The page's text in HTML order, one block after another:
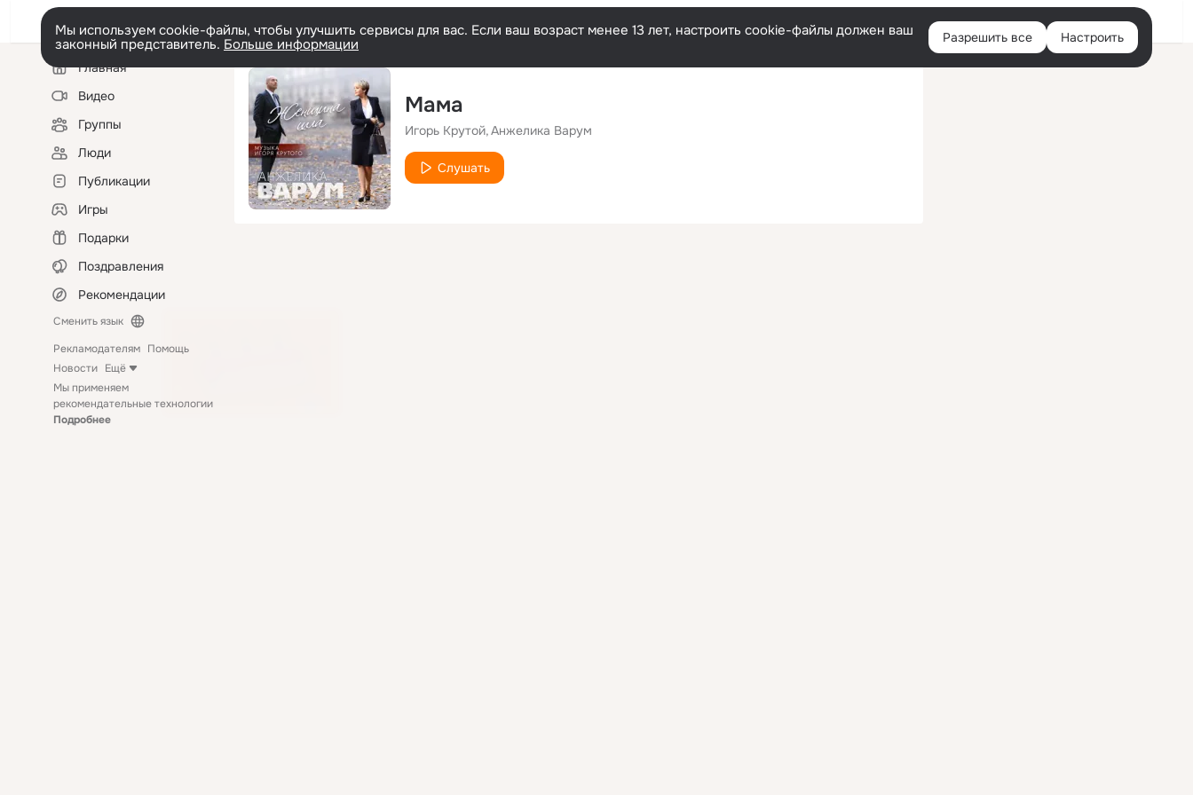
Войти
Мы используем cookie-файлы, чтобы улучшить сервисы для вас. Если ваш возраст менее 13 лет, настроить cookie-файлы должен ваш
законный представитель. Больше информации Разрешить все Настроить
Левая
колонкаГлавная
Видео
Группы
Люди
Публикации
Игры
Подарки
Поздравления
Рекомендации
Сменить язык
Рекламодателям Помощь
Новости Ещё
Мы применяем
рекомендательные технологии
Подробнее
Мама
Игорь Крутой Анжелика Варум
Слушать